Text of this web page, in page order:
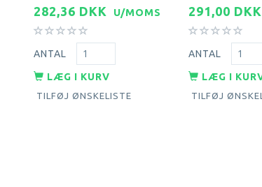
282,36 DKK U/MOMS
ANTAL
LÆG I KURV
TILFØJ ØNSKELISTE
291,00 DKK
ANTAL
LÆG I
TILFØJ